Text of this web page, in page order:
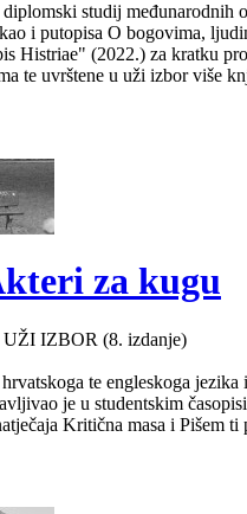
studij
i putopisa O bogovima,
Histriae" (2022.) za kratku
te uvrštene u uži izbor više
za kugu
IZBOR (8. izdanje)
te engleskoga
je u studentskim
Kritična masa i Pišem